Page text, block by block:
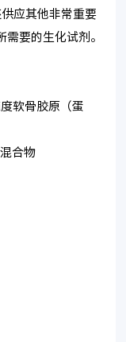
应其他非常重要
要的生化试剂。
软骨胶原（蛋
合物